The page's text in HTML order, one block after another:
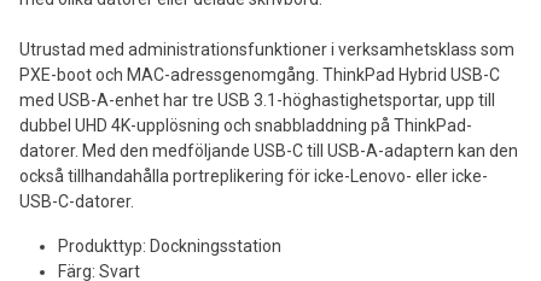
Utrustad med administrationsfunktioner i verksamhetsklass som
PXE-boot och MAC-adressgenomgång. ThinkPad Hybrid USB-C
med USB-A-enhet har tre USB 3.1-höghastighetsportar, upp till
dubbel UHD 4K-upplösning och snabbladdning på ThinkPad-
datorer. Med den medföljande USB-C till USB-A-adaptern kan den
också tillhandahålla portreplikering för icke-Lenovo- eller icke-
USB-C-datorer.
Produkttyp: Dockningsstation
Färg: Svart